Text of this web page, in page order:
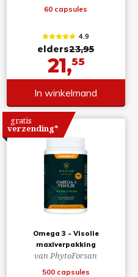
60 capsules
4.9
elders23,95
21,55
In winkelmand
Omega 3 - Visolie
maxiverpakking
van PhytoForsan
500 capsules
gratis
verzending*